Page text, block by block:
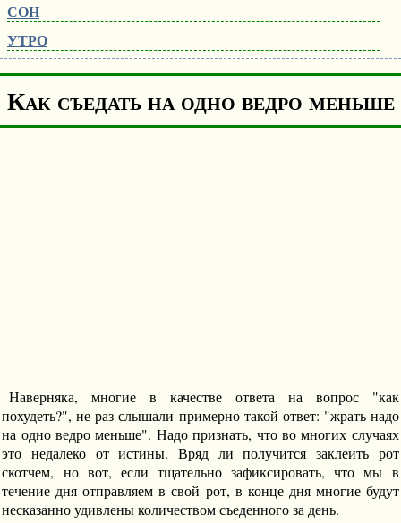
СОН
УТРО
Как съедать на одно ведро меньше
Наверняка, многие в качестве ответа на вопрос "как
похудеть?", не раз слышали примерно такой ответ: "жрать надо
на одно ведро меньше". Надо признать, что во многих случаях
это недалеко от истины. Вряд ли получится заклеить рот
скотчем, но вот, если тщательно зафиксировать, что мы в
течение дня отправляем в свой рот, в конце дня многие будут
несказанно удивлены количеством съеденного за день.